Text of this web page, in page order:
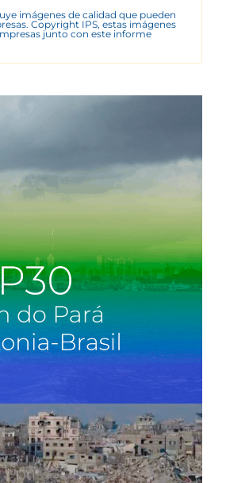
imágenes de calidad que pueden
Copyright IPS, estas imágenes
junto con este informe